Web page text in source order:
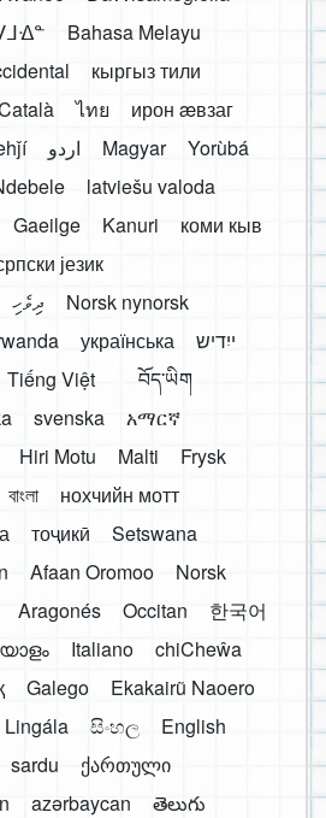
Bahasa Melayu
кыргыз тили
ไทย
ирон æвзаг
اردو Magyar
Yorùbá
latviešu valoda
Gaeilge Kanuri
коми кыв
језик
ދިވެހި
Norsk nynorsk
українська
ייִדיש
Tiếng Việt
བོད་ཡིག
svenska
አማርኛ
Hiri Motu Malti
Frysk
বাংলা
нохчийн мотт
тоҷикӣ
Setswana
Afaan Oromoo
Norsk
Aragonés Occitan
한국어
Italiano
chiCheŵa
Galego
Ekakairũ Naoero
Lingála සිංහල
English
sardu
ქართული
azərbaycan
తెలుగు